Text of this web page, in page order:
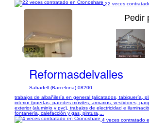
22 veces
1/22
Pedir
Reformasdelvalles
Sabadell (Barcelona) 08200
trabajos de albañilería en general (alicatados, tabiquería,
interior (puertas, paredes móviles, armarios, vestidores,
exterior (aluminio y pvc), trabajos de electricidad e
fontanería, calefacción y gas, pintura,...
4 veces contratado